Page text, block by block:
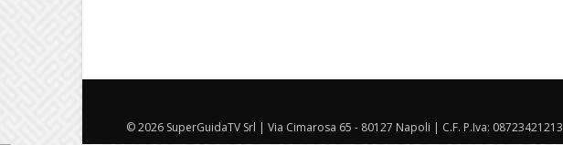
© 2026 SuperGuidaTV Srl | Via Cimarosa 65 - 80127 Napoli | C.F. P.Iva: 08723421213